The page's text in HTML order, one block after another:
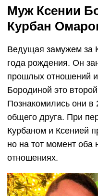
Муж Ксении
Курбан
Ведущая замужем за
года рождения. Он
прошлых отношений
Бородиной это
Познакомились они в
общего друга. При
Курбаном и Ксенией
но на тот момент оба
отношениях.